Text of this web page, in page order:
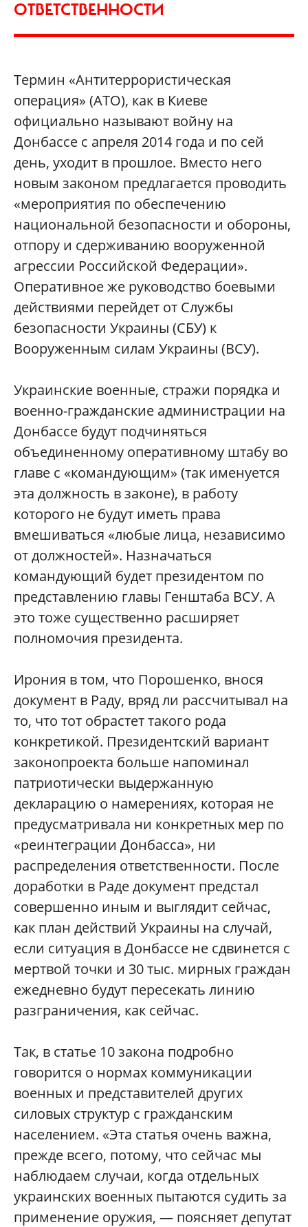
ОТВЕТСТВЕННОСТИ
Термин «Антитеррористическая
операция» (АТО), как в Киеве
официально называют войну на
Донбассе с апреля 2014 года и по сей
день, уходит в прошлое. Вместо него
новым законом предлагается проводить
«мероприятия по обеспечению
национальной безопасности и обороны,
отпору и сдерживанию вооруженной
агрессии Российской Федерации».
Оперативное же руководство боевыми
действиями перейдет от Службы
безопасности Украины (СБУ) к
Вооруженным силам Украины (ВСУ).
Украинские военные, стражи порядка и
военно-гражданские администрации на
Донбассе будут подчиняться
объединенному оперативному штабу во
главе с «командующим» (так именуется
эта должность в законе), в работу
которого не будут иметь права
вмешиваться «любые лица, независимо
от должностей». Назначаться
командующий будет президентом по
представлению главы Генштаба ВСУ. А
это тоже существенно расширяет
полномочия президента.
Ирония в том, что Порошенко, внося
документ в Раду, вряд ли рассчитывал на
то, что тот обрастет такого рода
конкретикой. Президентский вариант
законопроекта больше напоминал
патриотически выдержанную
декларацию о намерениях, которая не
предусматривала ни конкретных мер по
«реинтеграции Донбасса», ни
распределения ответственности. После
доработки в Раде документ предстал
совершенно иным и выглядит сейчас,
как план действий Украины на случай,
если ситуация в Донбассе не сдвинется с
мертвой точки и 30 тыс. мирных граждан
ежедневно будут пересекать линию
разграничения, как сейчас.
Так, в статье 10 закона подробно
говорится о нормах коммуникации
военных и представителей других
силовых структур с гражданским
населением. «Эта статья очень важна,
прежде всего, потому, что сейчас мы
наблюдаем случаи, когда отдельных
украинских военных пытаются судить за
применение оружия, — поясняет депутат